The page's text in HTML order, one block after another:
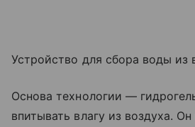
Устройство для сбора воды из
Основа технологии —
впитывать влагу из воздуха.